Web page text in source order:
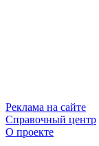
Реклама на сайте
Справочный центр
О проекте